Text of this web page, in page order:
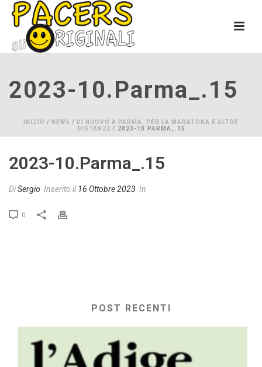
2023-10.parma_.15
INIZIO / NEWS / DI NUOVO A PARMA, PER LA MARATONA E ALTRE
DISTANZE / 2023-10.PARMA_.15
2023-10.parma_.15
DiSergio Inserito il16 Ottobre 2023 In
0
POST RECENTI